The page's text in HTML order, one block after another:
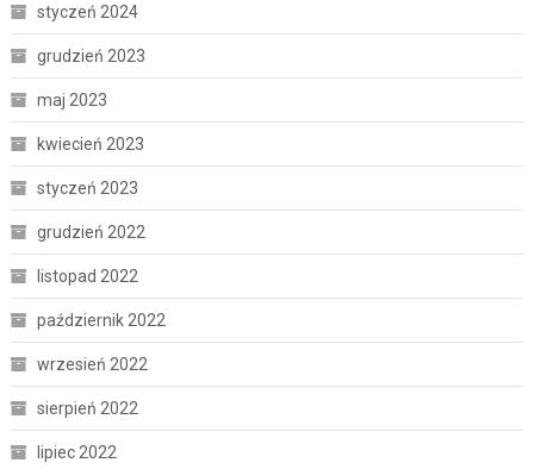
styczeń 2024
grudzień 2023
maj 2023
kwiecień 2023
styczeń 2023
grudzień 2022
listopad 2022
październik 2022
wrzesień 2022
sierpień 2022
lipiec 2022